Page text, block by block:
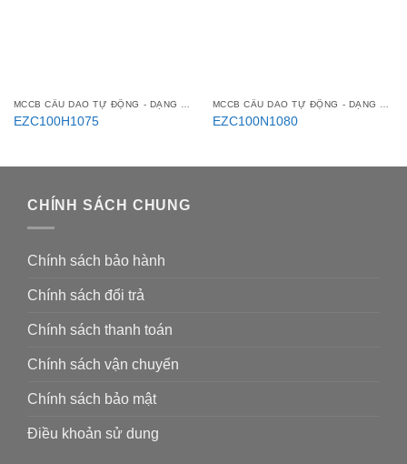
EZC100H1075 EZC100N1080
CHÍNH SÁCH CHUNG
Chính sách bảo hành
Chính sách đổi trả
Chính sách thanh toán
Chính sách vận chuyển
Chính sách bảo mật
Điều khoản sử dung